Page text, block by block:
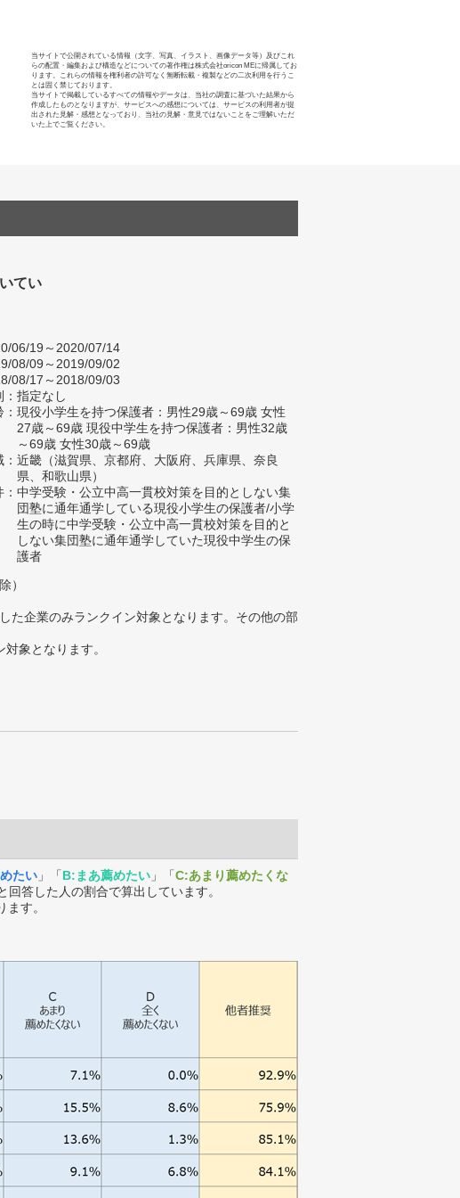
当サイトで公開されている情報（文字、写真、イラスト、画像データ等）及びこれ
らの配置・編集および構造などについての著作権は株式会社oricon MEに帰属してお
ります。これらの情報を権利者の許可なく無断転載・複製などの二次利用を行うこ
とは固く禁じております。
当サイトで掲載しているすべての情報やデータは、当社の調査に基づいた結果から
作成したものとなりますが、サービスへの感想については、サービスの利用者が提
出された見解・感想となっており、当社の見解・意見ではないことをご理解いただ
いた上でご覧ください。
てい
06/19～2020/07/14
08/09～2019/09/02
08/17～2018/09/03
：指定なし
：現役小学生を持つ保護者：男性29歳～69歳 女性
27歳～69歳 現役中学生を持つ保護者：男性32歳
～69歳 女性30歳～69歳
：近畿（滋賀県、京都府、大阪府、兵庫県、奈良
県、和歌山県）
：中学受験・公立中高一貫校対策を目的としない集
団塾に通年通学している現役小学生の保護者/小学
生の時に中学受験・公立中高一貫校対策を目的と
しない集団塾に通年通学していた現役中学生の保
護者
）
た企業のみランクイン対象となります。その他の部
象となります。
たい 」「B:まあ薦めたい 」「C:あまり薦めたくな
回答した人の割合で算出しています。
す。